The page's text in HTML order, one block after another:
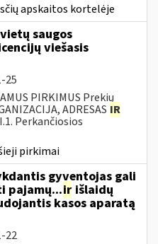
apskaitos kortelėje
saugos
viešasis
25
PIRKIMUS Prekių
ADRESAS IR
Perkančiosios
pirkimai
gyventojas gali
pajamų...ir išlaidų
kasos aparatą
22